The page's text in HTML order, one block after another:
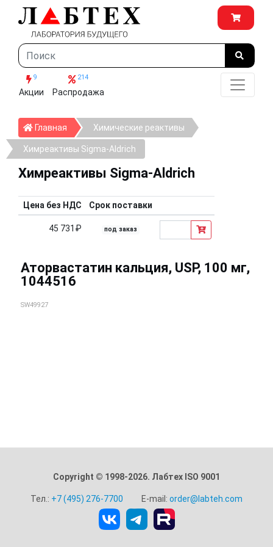
9
Акции
214
Распродажа
Главная ГлавнаяХимические реактивы
Химреактивы Sigma-Aldrich
Химреактивы Sigma-Aldrich
Цена без НДС Срок поставки
45 731₽ под заказ
Аторвастатин кальция, USP, 100 мг,
1044516
SW49927
Copyright © 1998-2026. Лабтех ISO 9001
Тел.: +7 (495) 276-7700 E-mail: order@labteh.com